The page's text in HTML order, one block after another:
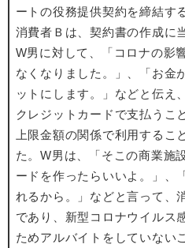
ートの役務提供契約を締結す
消費者Ｂは、契約書の作成に
W男に対して、「コロナの影
なくなりました。」、「お金
ットにします。」などと伝え
クレジットカードで支払うこ
上限金額の関係で利用するこ
た。W男は、「そこの商業施
ードを作ったらいいよ。」、
れるから。」などと言って、
であり、新型コロナウイルス
ためアルバイトをしていない